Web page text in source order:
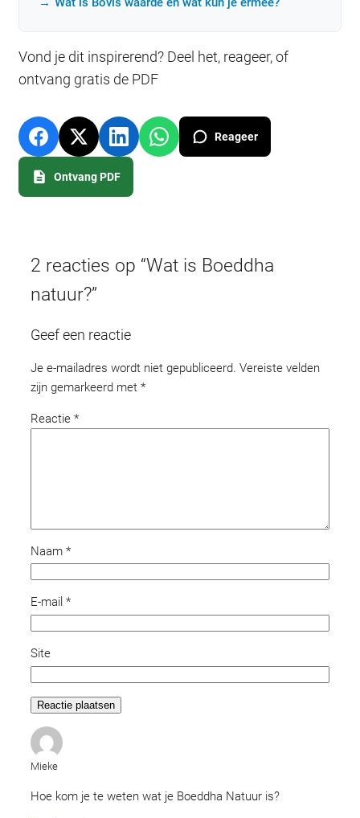
Vond je dit inspirerend? Deel het, reageer, of
ontvang gratis de PDF
Reageer
Ontvang PDF
2 reacties op “Wat is Boeddha
natuur?”
Geef een reactie
Je e-mailadres wordt niet gepubliceerd. Vereiste velden
zijn gemarkeerd met *
Reactie *
Naam *
E-mail *
Site
Mieke
Hoe kom je te weten wat je Boeddha Natuur is?